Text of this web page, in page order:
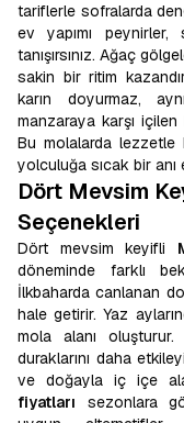
tariflerle sofralarda
ev yapımı
tanışırsınız. Ağaç
sakin bir ritim
karın doyurmaz,
manzaraya karşı
Bu molalarda lezzetle
yolculuğa sıcak bir anı
Dört Mevsim
Seçenekleri
Dört mevsim keyifli
döneminde farklı
İlkbaharda canlanan
hale getirir. Yaz
mola alanı
duraklarını daha
ve doğayla iç içe
fiyatları sezonlara